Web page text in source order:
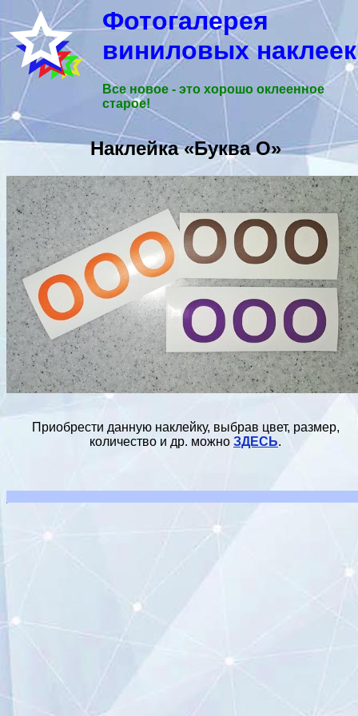
Фотогалерея
виниловых наклеек
Все новое - это хорошо оклеенное
старое!
Наклейка «Буква O»
Приобрести данную наклейку, выбрав цвет, размер,
количество и др. можно ЗДЕСЬ.